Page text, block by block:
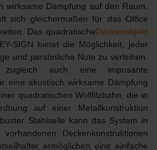
wirksame Dämpfung auf den Raum.
sich gleichermaßen für das Office
Das quadratischeDeckenobjekt
SIGN bietet die Möglichkeit, jeder
und persönliche Note zu verleihen.
auch eine imposante
eine akustisch wirksame Dämpfung
quadratischen Wollfilzbahn, die in
auf einer Metallkonstruktion
Stahlseile kann das System in
Deckenkonstruktionen
ermöglichen eine einfache